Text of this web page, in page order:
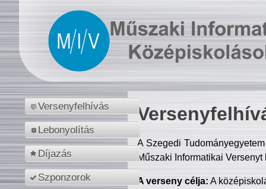
Versenyfelhívás
Lebonyolítás
Díjazás
Szponzorok
A Szegedi
Műszaki Informatikai
A verseny célja: A